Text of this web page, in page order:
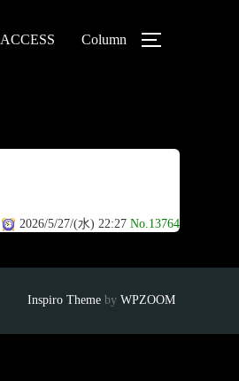
ACCESS Column
2026/5/27/(水) 22:27 No.13764
Inspiro Theme by WPZOOM